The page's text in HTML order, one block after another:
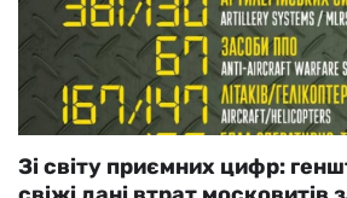
Зі світу приємних цифр: